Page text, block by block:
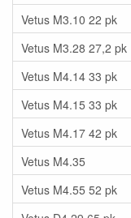
Vetus M3.10 22 pk
Vetus M3.28 27,2 pk
Vetus M4.14 33 pk
Vetus M4.15 33 pk
Vetus M4.17 42 pk
Vetus M4.35
Vetus M4.55 52 pk